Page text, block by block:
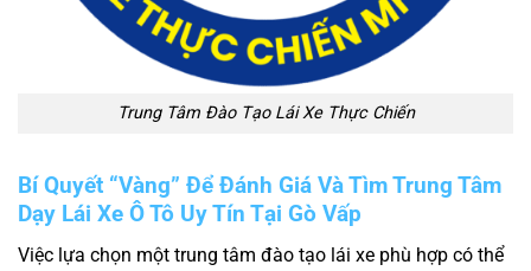
Trung Tâm Đào Tạo Lái Xe Thực Chiến
Bí Quyết “Vàng” Để Đánh Giá Và Tìm Trung Tâm
Dạy Lái Xe Ô Tô Uy Tín Tại Gò Vấp
Việc lựa chọn một trung tâm đào tạo lái xe phù hợp có thể